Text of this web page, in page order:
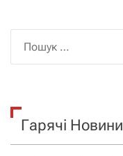
к
Гарячі Новини